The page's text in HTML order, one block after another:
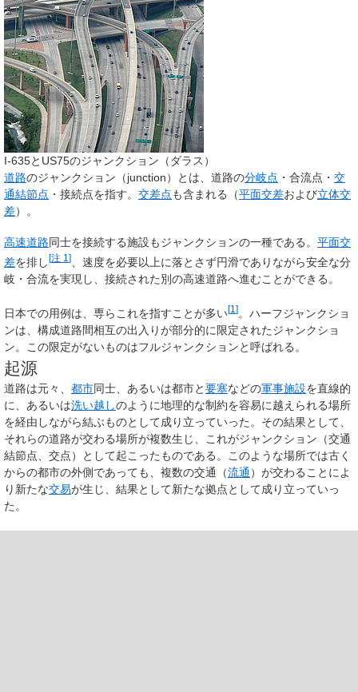
I-635とUS75のジャンクション（ダラス）
道路のジャンクション （junction）とは、道路の分岐点 ・合流点・ 交
通結節点 ・接続点を指す。 交差点も含まれる（平面交差および立体交
差）。
高速道路同士を接続する施設もジャンクションの一種である。 平面交
差を排し [注 1 ]
、速度を必要以上に落とさず円滑でありながら安全な分
岐・合流を実現し、接続された別の高速道路へ進むことができる。
日本での用例は、専らこれを指すことが多い[1 ] 。ハーフジャンクショ
ンは、構成道路間相互の出入りが部分的に限定されたジャンクショ
ン。この限定がないものはフルジャンクションと呼ばれる。
起源
道路は元々、 都市同士、あるいは都市と要塞などの軍事施設を直線的
に、あるいは洗い越しのように地理的な制約を容易に越えられる場所
を経由しながら結ぶものとして成り立っていった。その結果として、
それらの道路が交わる場所が複数生じ、これがジャンクション（交通
結節点、交点）として起こったものである。このような場所では古く
からの都市の外側であっても、複数の交通（流通 ）が交わることによ
り新たな交易が生じ、結果として新たな拠点として成り立っていっ
た。